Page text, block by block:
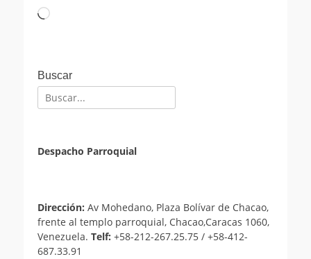
Cargando...
Buscar
Buscar:
Despacho Parroquial
Dirección: Av Mohedano, Plaza Bolívar de Chacao,
frente al templo parroquial, Chacao,Caracas 1060,
Venezuela. Telf: +58-212-267.25.75 / +58-412-
687.33.91